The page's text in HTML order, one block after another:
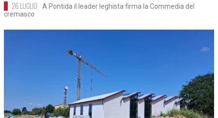
26 LUGLIO
A Pontida il leader leghista firma la Commedia del
cremasco